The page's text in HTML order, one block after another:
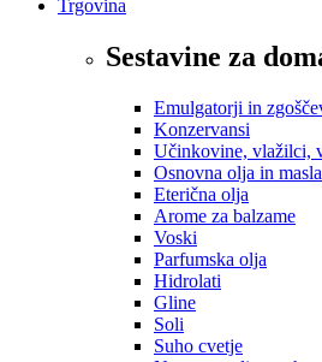
Trgovina
Sestavine za
Emulgatorji in
Konzervansi
Učinkovine, vlažilci,
Osnovna olja in masla
Eterična olja
Arome za balzame
Voski
Parfumska olja
Hidrolati
Gline
Soli
Suho cvetje